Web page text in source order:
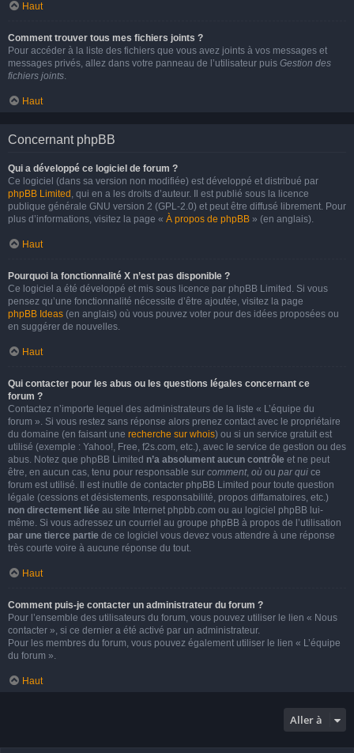
Haut
Comment trouver tous mes fichiers joints ?
Pour accéder à la liste des fichiers que vous avez joints à vos messages et
messages privés, allez dans votre panneau de l’utilisateur puis Gestion des
fichiers joints.
Haut
Concernant phpBB
Qui a développé ce logiciel de forum ?
Ce logiciel (dans sa version non modifiée) est développé et distribué par
phpBB Limited , qui en a les droits d’auteur. Il est publié sous la licence
publique générale GNU version 2 (GPL-2.0) et peut être diffusé librement. Pour
plus d’informations, visitez la page « À propos de phpBB » (en anglais).
Haut
Pourquoi la fonctionnalité X n’est pas disponible ?
Ce logiciel a été développé et mis sous licence par phpBB Limited. Si vous
pensez qu’une fonctionnalité nécessite d’être ajoutée, visitez la page
phpBB Ideas (en anglais) où vous pouvez voter pour des idées proposées ou
en suggérer de nouvelles.
Haut
Qui contacter pour les abus ou les questions légales concernant ce
forum ?
Contactez n’importe lequel des administrateurs de la liste « L’équipe du
forum ». Si vous restez sans réponse alors prenez contact avec le propriétaire
du domaine (en faisant une recherche sur whois) ou si un service gratuit est
utilisé (exemple : Yahoo!, Free, f2s.com, etc.), avec le service de gestion ou des
abus. Notez que phpBB Limited n’a absolument aucun contrôle et ne peut
être, en aucun cas, tenu pour responsable sur comment, où ou par qui ce
forum est utilisé. Il est inutile de contacter phpBB Limited pour toute question
légale (cessions et désistements, responsabilité, propos diffamatoires, etc.)
non directement liée au site Internet phpbb.com ou au logiciel phpBB lui-
même. Si vous adressez un courriel au groupe phpBB à propos de l’utilisation
par une tierce partie de ce logiciel vous devez vous attendre à une réponse
très courte voire à aucune réponse du tout.
Haut
Comment puis-je contacter un administrateur du forum ?
Pour l’ensemble des utilisateurs du forum, vous pouvez utiliser le lien « Nous
contacter », si ce dernier a été activé par un administrateur.
Pour les membres du forum, vous pouvez également utiliser le lien « L’équipe
du forum ».
Haut
Aller à